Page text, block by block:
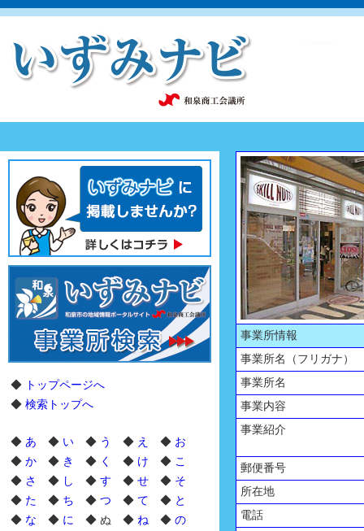
◆ トップページへ
◆ 検索トップへ
◆ あ ◆ い ◆ う ◆ え ◆ お
◆ か ◆ き ◆ く ◆ け ◆ こ
◆ さ ◆ し ◆ す ◆ せ ◆ そ
◆ た ◆ ち ◆ つ ◆ て ◆ と
◆ な ◆ に ◆ ぬ ◆ ね ◆ の
事業所情報
事業所名（フリガナ）
事業所名
事業内容
事業紹介
郵便番号
所在地
電話